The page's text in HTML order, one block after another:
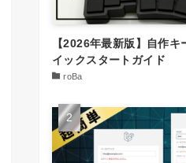
【2026年最新版】自作
イックスタートガイド
roBa